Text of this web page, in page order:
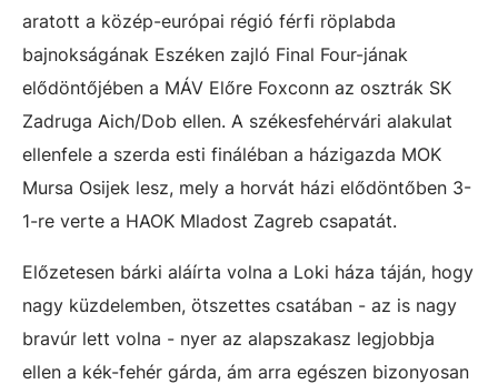
aratott a közép-európai régió férfi röplabda
bajnokságának Eszéken zajló Final Four-jának
elődöntőjében a MÁV Előre Foxconn az osztrák SK
Zadruga Aich/Dob ellen. A székesfehérvári alakulat
ellenfele a szerda esti fináléban a házigazda MOK
Mursa Osijek lesz, mely a horvát házi elődöntőben 3-
1-re verte a HAOK Mladost Zagreb csapatát.
Előzetesen bárki aláírta volna a Loki háza táján, hogy
nagy küzdelemben, ötszettes csatában - az is nagy
bravúr lett volna - nyer az alapszakasz legjobbja
ellen a kék-fehér gárda, ám arra egészen bizonyosan